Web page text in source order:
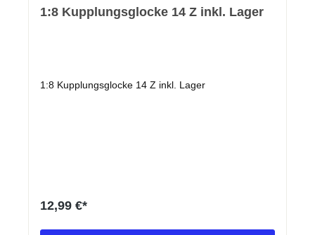
1:8 Kupplungsglocke 14 Z inkl. Lager
1:8 Kupplungsglocke 14 Z inkl. Lager
12,99 €*